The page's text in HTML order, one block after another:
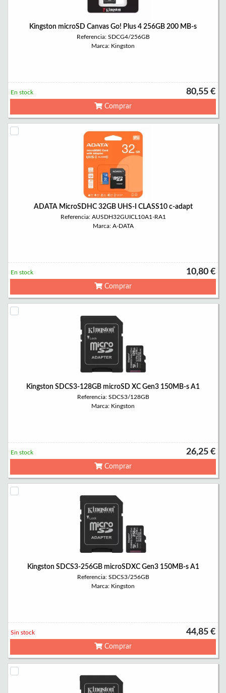
Kingston microSD Canvas Go! Plus 4 256GB 200 MB-s
Referencia: SDCG4/256GB
Marca: Kingston
80,55 €
En stock
Comprar
ADATA MicroSDHC 32GB UHS-I CLASS10 c-adapt
Referencia: AUSDH32GUICL10A1-RA1
Marca: A-DATA
10,80 €
En stock
Comprar
Kingston SDCS3-128GB microSD XC Gen3 150MB-s A1
Referencia: SDCS3/128GB
Marca: Kingston
26,25 €
En stock
Comprar
Kingston SDCS3-256GB microSDXC Gen3 150MB-s A1
Referencia: SDCS3/256GB
Marca: Kingston
44,85 €
Sin stock
Comprar